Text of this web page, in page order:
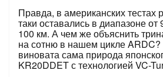
Правда, в американских тестах
таки оставались в диапазоне
100 км. А чем же объяснить
на сотню в нашем цикле
виновата сама природа
KR20DDET с технологией VC-